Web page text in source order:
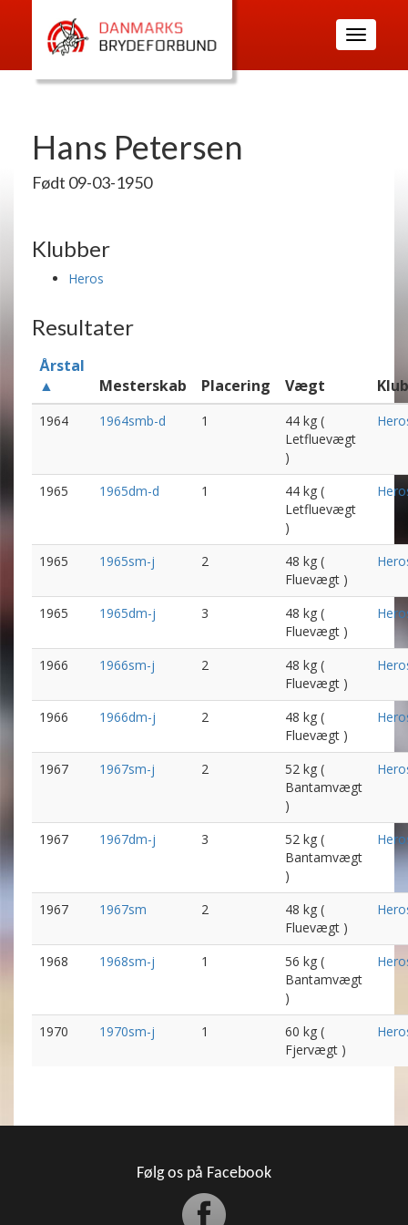
Toggle
navigation
Hans Petersen
Født 09-03-1950
Klubber
Heros
Resultater
Årstal
▲
Mesterskab Placering Vægt Klub
1964 1964smb-d 1
44 kg (
Letfluevægt
)
1965 1965dm-d 1
44 kg (
Letfluevægt
)
1965 1965sm-j 2
48 kg (
Fluevægt )
1965 1965dm-j 3
48 kg (
Fluevægt )
1966 1966sm-j 2
48 kg (
Fluevægt )
1966 1966dm-j 2
48 kg (
Fluevægt )
1967 1967sm-j 2
52 kg (
Bantamvægt
)
1967 1967dm-j 3
52 kg (
Bantamvægt
)
1967 1967sm 2
48 kg (
Fluevægt )
1968 1968sm-j 1
56 kg (
Bantamvægt
)
1970 1970sm-j 1
60 kg (
Fjervægt )
Følg os på Facebook